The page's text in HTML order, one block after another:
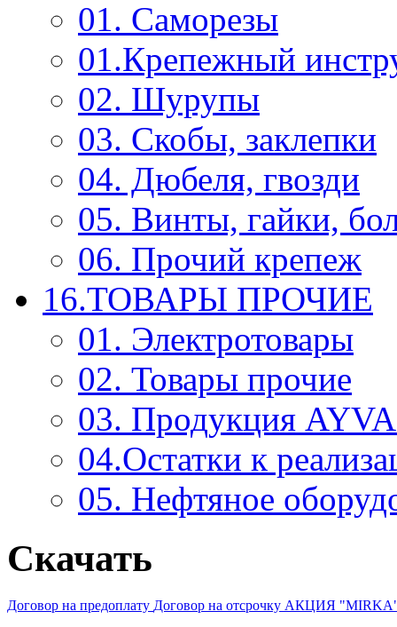
01. Саморезы
01.Крепежный
02. Шурупы
03. Скобы, заклепки
04. Дюбеля, гвозди
05. Винты, гайки,
06. Прочий крепеж
16.ТОВАРЫ ПРОЧИЕ
01. Электротовары
02. Товары прочие
03. Продукция
04.Остатки к
05. Нефтяное
Скачать
Договор на предоплату Договор на отсрочку АКЦИЯ